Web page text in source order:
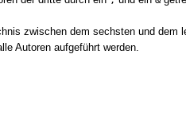
zwischen dem sechsten und dem
Autoren aufgeführt werden.